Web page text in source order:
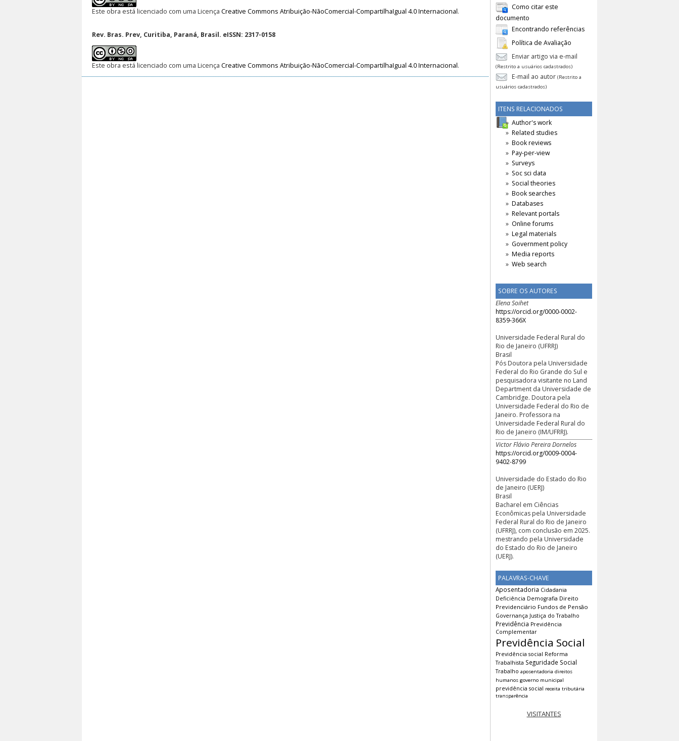
Como citar este
documento
Encontrando referências
Política de Avaliação
Enviar artigo via e-mail
(Restrito a usuários cadastrados)
E-mail ao autor (Restrito a
usuários cadastrados)
ITENS RELACIONADOS
Author's work
Related studies
Book reviews
Pay-per-view
Surveys
Soc sci data
Social theories
Book searches
Databases
Relevant portals
Online forums
Legal materials
Government policy
Media reports
Web search
SOBRE OS AUTORES
Elena Soihet
https://orcid.org/0000-0002-
8359-366X
Universidade Federal Rural do
Rio de Janeiro (UFRRJ)
Brasil
Pós Doutora pela Universidade
Federal do Rio Grande do Sul e
pesquisadora visitante no Land
Department da Universidade de
Cambridge. Doutora pela
Universidade Federal do Rio de
Janeiro. Professora na
Universidade Federal Rural do
Rio de Janeiro (IM/UFRRJ).
Victor Flávio Pereira Dornelos
https://orcid.org/0009-0004-
9402-8799
Universidade do Estado do Rio
de Janeiro (UERJ)
Brasil
Bacharel em Ciências
Econômicas pela Universidade
Federal Rural do Rio de Janeiro
(UFRRJ), com conclusão em 2025.
mestrando pela Universidade
do Estado do Rio de Janeiro
(UERJ).
PALAVRAS-CHAVE
Aposentadoria Cidadania
Deficiência Demografia Direito
Previdenciário Fundos de Pensão
Governança Justiça do Trabalho
Previdência Previdência
Complementar
Previdência Social
Previdência social Reforma
Trabalhista Seguridade Social
Trabalho aposentadoria direitos
humanos governo municipal
previdência social receita tributária
transparência
VISITANTES
Este obra está licenciado com uma Licença Creative Commons Atribuição-NãoComercial-CompartilhaIgual 4.0 Internacional.
Rev. Bras. Prev, Curitiba, Paraná, Brasil. eISSN: 2317-0158
Este obra está licenciado com uma Licença Creative Commons Atribuição-NãoComercial-CompartilhaIgual 4.0 Internacional.